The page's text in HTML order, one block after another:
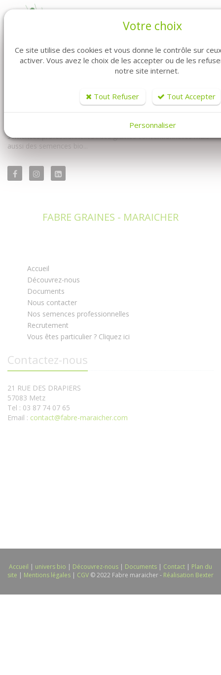
Vous êtes professionnel ? Vous êtes maraîcher ? Vous êtes au
ligne pour vous les professionnels.
également notre univers biologique. Avec un très large choix de
semences professionnelles : des graines conventionnelles mais
aussi des semences bio...
FABRE GRAINES - MARAICHER
Accueil
Découvrez-nous
Documents
Nous contacter
Nos semences professionnelles
Recrutement
Vous êtes particulier ? Cliquez ici
Contactez-nous
21 RUE DES DRAPIERS
57083 Metz
Tel : 03 87 74 07 65
Email : contact@fabre-maraicher.com
Accueil | univers bio | Découvrez-nous | Documents | Contact | Plan du
site | Mentions légales | CGV © 2022 Fabre maraicher - Réalisation Bexter
Votre choix
Ce site utilise des cookies et vous donne le contrôle sur
activer. Vous avez le choix de les accepter ou de les
notre site internet.
Tout Refuser Tout Accepter
Personnaliser